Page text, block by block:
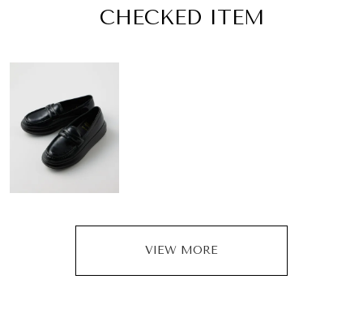
CHECKED ITEM
VIEW MORE